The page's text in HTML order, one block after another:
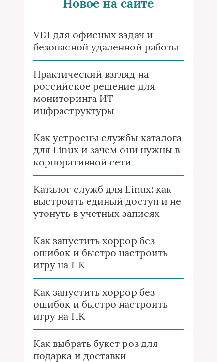
Новое на сайте
VDI для офисных задач и
безопасной удаленной работы
Практический взгляд на
российское решение для
мониторинга ИТ-
инфраструктуры
Как устроены службы каталога
для Linux и зачем они нужны в
корпоративной сети
Каталог служб для Linux: как
выстроить единый доступ и не
утонуть в учетных записях
Как запустить хоррор без
ошибок и быстро настроить
игру на ПК
Как запустить хоррор без
ошибок и быстро настроить
игру на ПК
Как выбрать букет роз для
подарка и доставки